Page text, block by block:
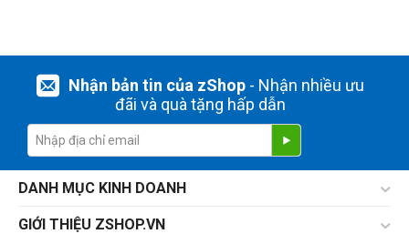
Nhận bản tin của zShop- Nhận nhiều ưu
đãi và quà tặng hấp dẫn
DANH MỤC KINH DOANH
GIỚI THIỆU ZSHOP.VN